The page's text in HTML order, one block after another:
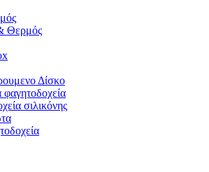
Θερμός
Δίσκο
σιλικόνης